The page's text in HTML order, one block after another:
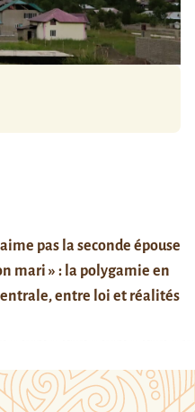
pas la seconde épouse
mari » : la polygamie en
entre loi et réalités